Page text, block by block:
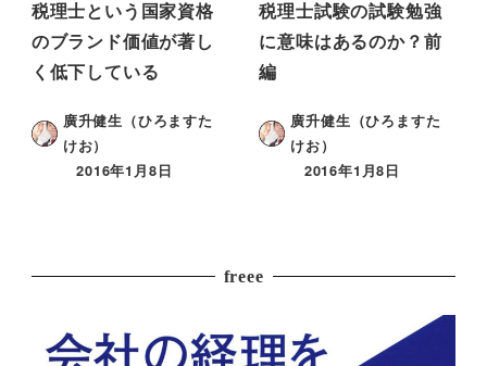
税理士という国家資格
のブランド価値が著し
く低下している
廣升健生（ひろますた
けお）
2016年1月8日
税理士試験の試験勉強
に意味はあるのか？前
編
廣升健生（ひろますた
けお）
2016年1月8日
freee